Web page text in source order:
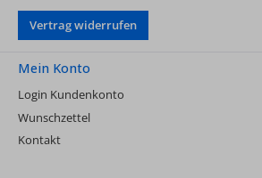
Vertrag widerrufen
Mein Konto
Login Kundenkonto
Wunschzettel
Kontakt